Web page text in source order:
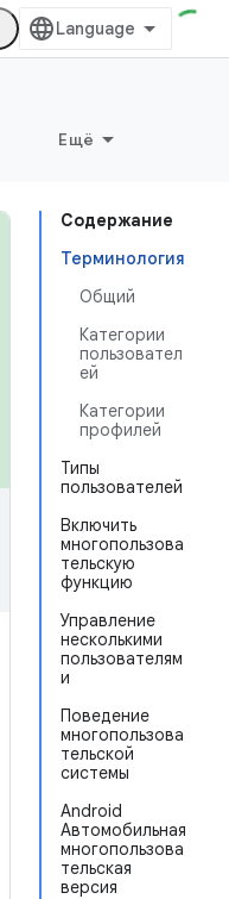
Ещё
Содержание
Терминология
Общий
Категории
пользовател
ей
Категории
профилей
Типы
пользователей
Включить
многопользова
тельскую
функцию
Управление
несколькими
пользователям
и
Поведение
многопользова
тельской
системы
Android
Автомобильная
многопользова
тельская
версия